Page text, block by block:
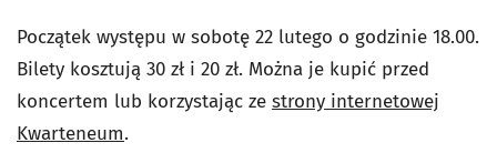
Początek występu w sobotę 22 lutego o godzinie 18.00.
Bilety kosztują 30 zł i 20 zł. Można je kupić przed
koncertem lub korzystając ze strony internetowej
Kwarteneum.